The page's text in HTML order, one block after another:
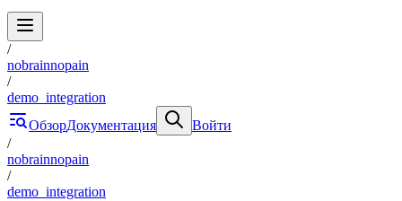
/
nobrainnopain
/
demo_integration
ОбзорДокументация
Войти
/
nobrainnopain
/
demo_integration